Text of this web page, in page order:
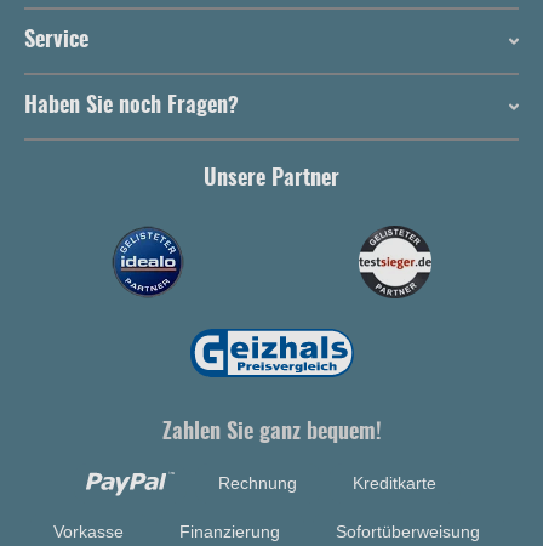
Service
Haben Sie noch Fragen?
Unsere Partner
Zahlen Sie ganz bequem!
Rechnung Kreditkarte
Vorkasse Finanzierung Sofortüberweisung